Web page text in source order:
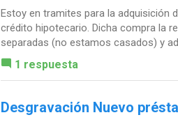
Estoy en tramites para la adquisición
crédito hipotecario. Dicha compra la
separadas (no estamos casados) y
1 respuesta
Desgravación Nuevo